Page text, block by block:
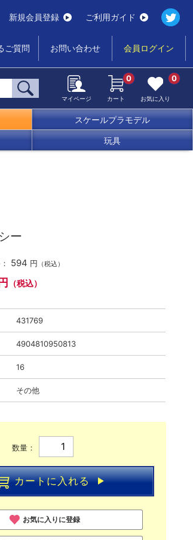
新規会員登録 ご利用ガイド
ご質問 お問い合わせ 会員ログイン
マイページ カート
0
お気に入り
0
スケールプラモデル
玩具
ー
594 円 （税込）
（税込）
431769
4904810950813
16
その他
数量：
カートに入れる
お気に入りに登録